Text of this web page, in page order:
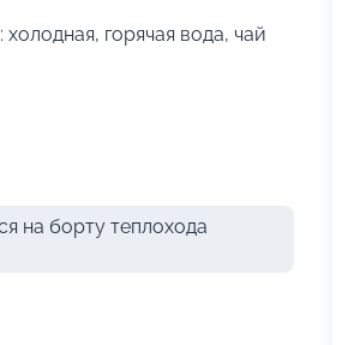
горячая вода, чай
на борту теплохода